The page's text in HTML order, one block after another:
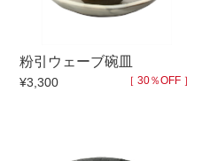
粉引ウェーブ碗皿
¥3,300 ［ 30％OFF ］